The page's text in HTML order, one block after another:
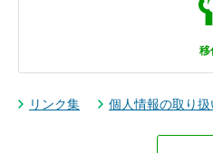
移
リンク集 個人情報の取り扱